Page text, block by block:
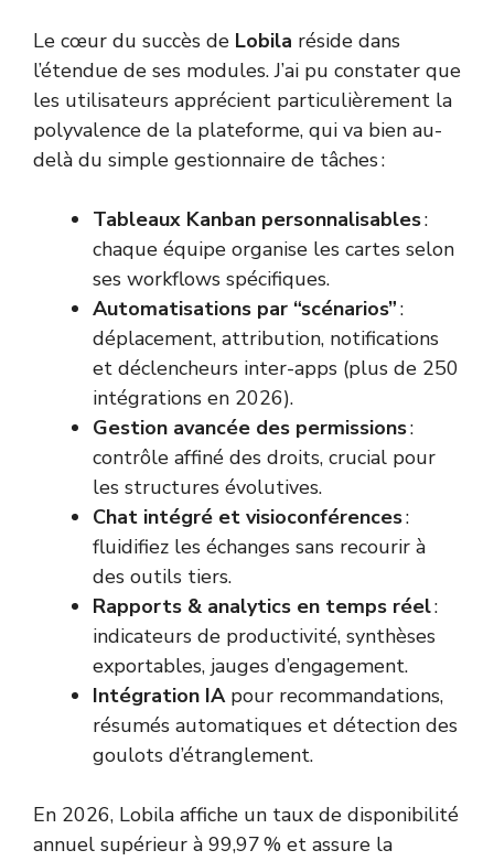
Le cœur du succès de Lobila réside dans
l’étendue de ses modules. J’ai pu constater que
les utilisateurs apprécient particulièrement la
polyvalence de la plateforme, qui va bien au-
delà du simple gestionnaire de tâches :
Tableaux Kanban personnalisables:
chaque équipe organise les cartes selon
ses workflows spécifiques.
Automatisations par “scénarios”:
déplacement, attribution, notifications
et déclencheurs inter-apps (plus de 250
intégrations en 2026).
Gestion avancée des permissions:
contrôle affiné des droits, crucial pour
les structures évolutives.
Chat intégré et visioconférences:
fluidifiez les échanges sans recourir à
des outils tiers.
Rapports & analytics en temps réel:
indicateurs de productivité, synthèses
exportables, jauges d’engagement.
Intégration IApour recommandations,
résumés automatiques et détection des
goulots d’étranglement.
En 2026, Lobila affiche un taux de disponibilité
annuel supérieur à 99,97 % et assure la